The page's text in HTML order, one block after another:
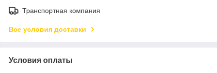
Транспортная компания
Все условия доставки
Условия оплаты